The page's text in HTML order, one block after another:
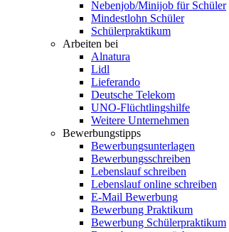
Nebenjob/Minijob für Schüler
Mindestlohn Schüler
Schülerpraktikum
Arbeiten bei
Alnatura
Lidl
Lieferando
Deutsche Telekom
UNO-Flüchtlingshilfe
Weitere Unternehmen
Bewerbungstipps
Bewerbungsunterlagen
Bewerbungsschreiben
Lebenslauf schreiben
Lebenslauf online schreiben
E-Mail Bewerbung
Bewerbung Praktikum
Bewerbung Schülerpraktikum